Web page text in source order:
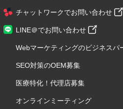
チャットワークでお問い合わせ
LINE＠でお問い合わせ
Webマーケティングのビジネスパ
SEO対策のOEM募集
医療特化！代理店募集
オンラインミーティング